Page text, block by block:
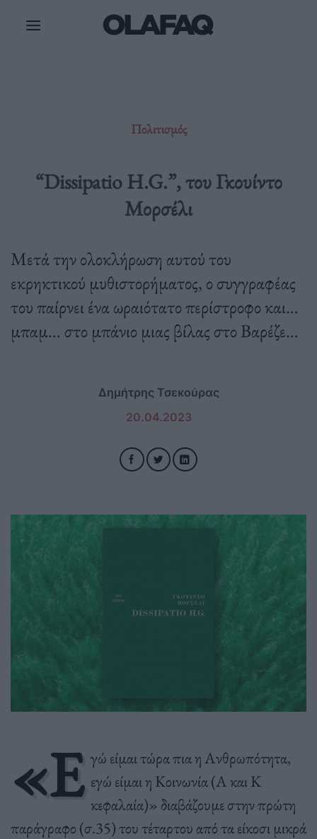
Πολιτισμός
“Dissipatio H.G.”, του Γκουίντο
Μορσέλι
Μετά την ολοκλήρωση αυτού του
εκρηκτικού μυθιστορήματος, ο συγγραφέας
του παίρνει ένα ωραιότατο περίστροφο και…
μπαμ… στο μπάνιο μιας βίλας στο Βαρέζε…
Δημήτρης Τσεκούρας
20.04.2023
«Ε γώ είμαι τώρα πια η Ανθρωπότητα,
εγώ είμαι η Κοινωνία (Α και Κ
κεφαλαία)» διαβάζουμε στην πρώτη
παράγραφο (σ.35) του τέταρτου από τα είκοσι μικρά